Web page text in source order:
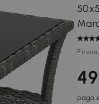
49
paga